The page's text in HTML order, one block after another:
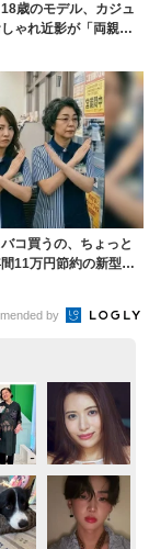
歳のモデル、カジュ
ゃれ近影が「両親の
バコ買うの、ちょっと
11万円節約の新型タ
by